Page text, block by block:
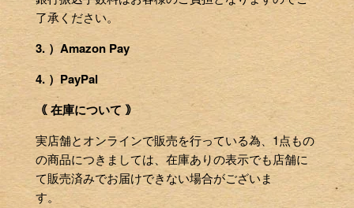
了承ください。
3. ）Amazon Pay
4. ）PayPal
｟ 在庫について ｠
実店舗とオンラインで販売を行っている為、1点もの
の商品につきましては、在庫ありの表示でも店舗に
て販売済みでお届けできない場合がございま
す。